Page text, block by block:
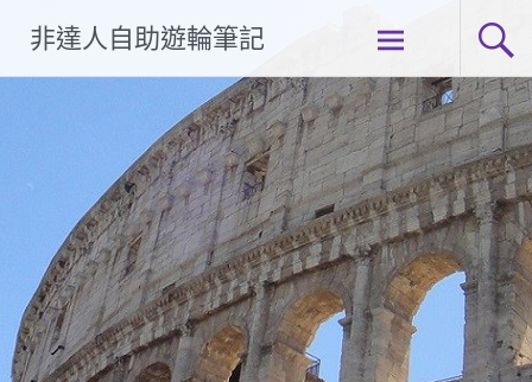
content
非達人自助遊輪筆記